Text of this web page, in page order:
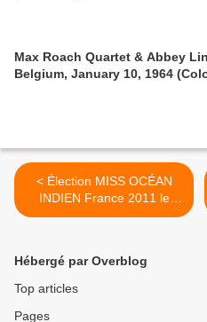
Max Roach Quartet & Abbey
Belgium, January 10, 1964
< Élection MISS OCÉAN
INDIEN France 2011 le
vendredi 3 juin...
Hébergé par Overblog
Top articles
Pages